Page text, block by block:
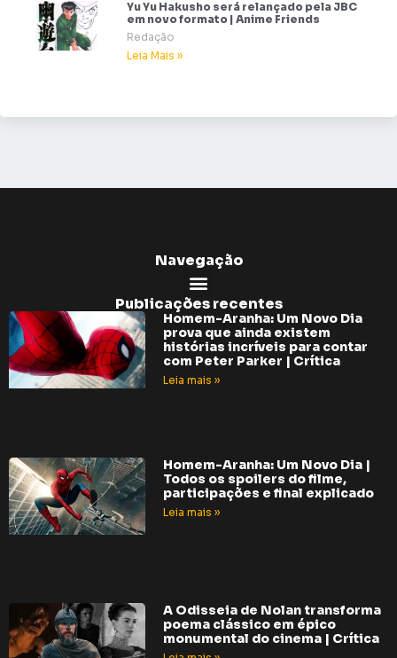
Yu Yu Hakusho será relançado pela JBC
em novo formato | Anime Friends
Redação
Leia Mais »
Navegação
Publicações recentes
Homem-Aranha: Um Novo Dia
prova que ainda existem
histórias incríveis para contar
com Peter Parker | Crítica
Leia mais »
Homem-Aranha: Um Novo Dia |
Todos os spoilers do filme,
participações e final explicado
Leia mais »
A Odisseia de Nolan transforma
poema clássico em épico
monumental do cinema | Crítica